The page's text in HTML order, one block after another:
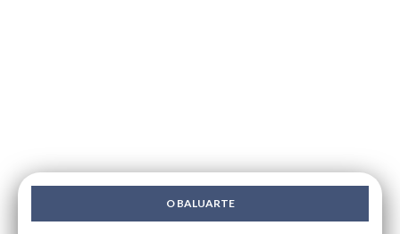
O BALUARTE